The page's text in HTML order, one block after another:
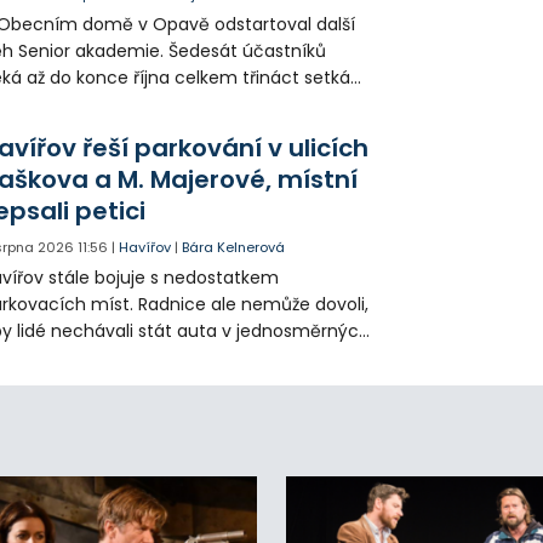
domě v Opavě odstartoval další
Senior akademie. Šedesát účastníků
až do konce října celkem třináct setkání
certifikáty o absolvování studia a
dárky.
řeší parkování v ulicích
a M. Majerové, místní
petici
2026 11:56 |Havířov |Bára Kelnerová
stále bojuje s nedostatkem
míst. Radnice ale nemůže dovoli,
lidé nechávali stát auta v jednosměrných
se teď řeší v jednom vnitrobloku, kde